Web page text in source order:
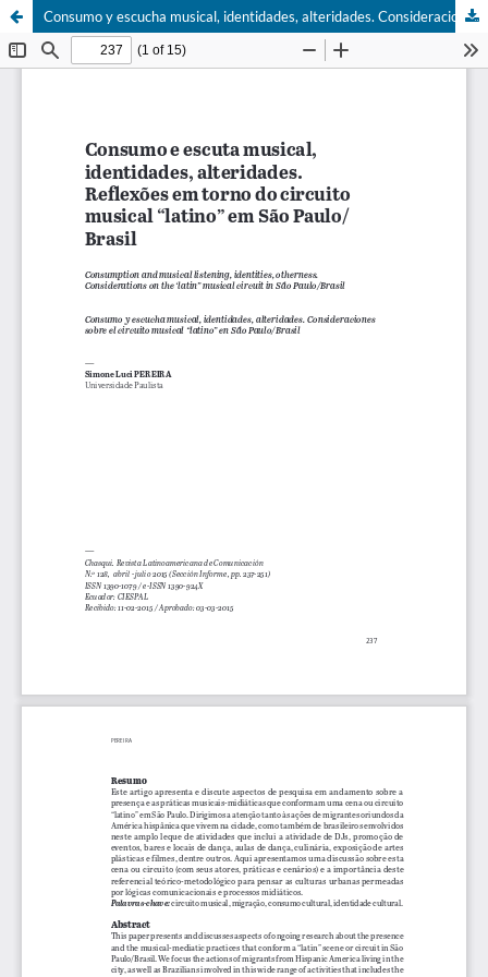
Consumo y escucha musical, identidades, alteridades. Consideraciones sobre el circuito musical “latino” en São Paulo/Brasil